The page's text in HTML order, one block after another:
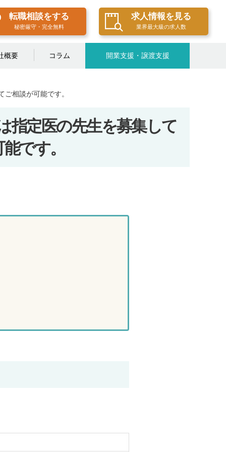
転職相談をする
秘密厳守・完全無料
求人情報を見る
業界最大級の求人数
概要 コラム 開業支援・譲渡支援
相談が可能です。
指定医の先生を募集して
です。